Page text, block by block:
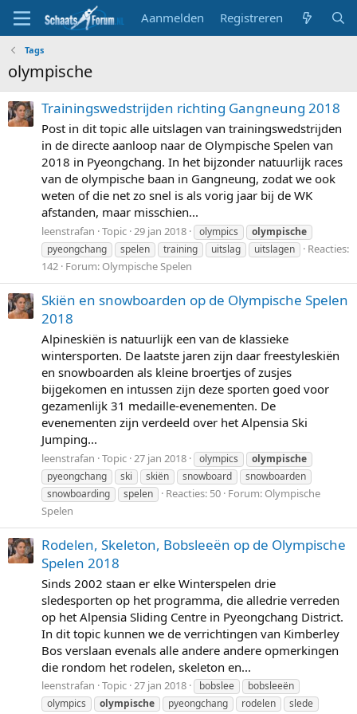
Aanmelden Registreren
Tags
olympische
Trainingswedstrijden richting Gangneung 2018
Post in dit topic alle uitslagen van trainingswedstrijden
in de directe aanloop naar de Olympische Spelen van
2018 in Pyeongchang. In het bijzonder natuurlijk races
van de olympische baan in Gangneung, zodat we ook
weten of die net zo snel is als vorig jaar bij de WK
afstanden, maar misschien...
leenstrafan Topic 29 jan 2018 olympics
olympische
pyeongchang
spelen training uitslag uitslagen
Reacties:
142 Forum: Olympische Spelen
Skiën en snowboarden op de Olympische Spelen
2018
Alpineskiën is natuurlijk een van de klassieke
wintersporten. De laatste jaren zijn daar freestyleskiën
en snowboarden als kleine broertjes of zusjes
bijgekomen en intussen zijn deze sporten goed voor
gezamenlijk 31 medaille-evenementen. De
evenementen zijn verdeeld over het Alpensia Ski
Jumping...
leenstrafan Topic 27 jan 2018 olympics
olympische
pyeongchang
ski skiën snowboard
snowboarden
snowboarding
spelen Reacties: 50 Forum: Olympische
Spelen
Rodelen, Skeleton, Bobsleeën op de Olympische
Spelen 2018
Sinds 2002 staan er elke Winterspelen drie
sledesporten op het programma, die alledrie verreden
op het Alpensia Sliding Centre in Pyeongchang District.
In dit topic kunnen we de verrichtingen van Kimberley
Bos verslaan evenals alle andere andere opmerkingen
die rondom het rodelen, skeleton en...
leenstrafan Topic 27 jan 2018 bobslee
bobsleeën
olympics
olympische pyeongchang rodelen slede